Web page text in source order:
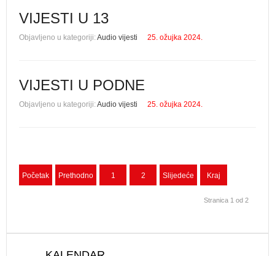
VIJESTI U 13
Objavljeno u kategoriji:Audio vijesti 25. ožujka 2024.
VIJESTI U PODNE
Objavljeno u kategoriji:Audio vijesti 25. ožujka 2024.
Početak Prethodno 1 2 Slijedeće Kraj
Stranica 1 od 2